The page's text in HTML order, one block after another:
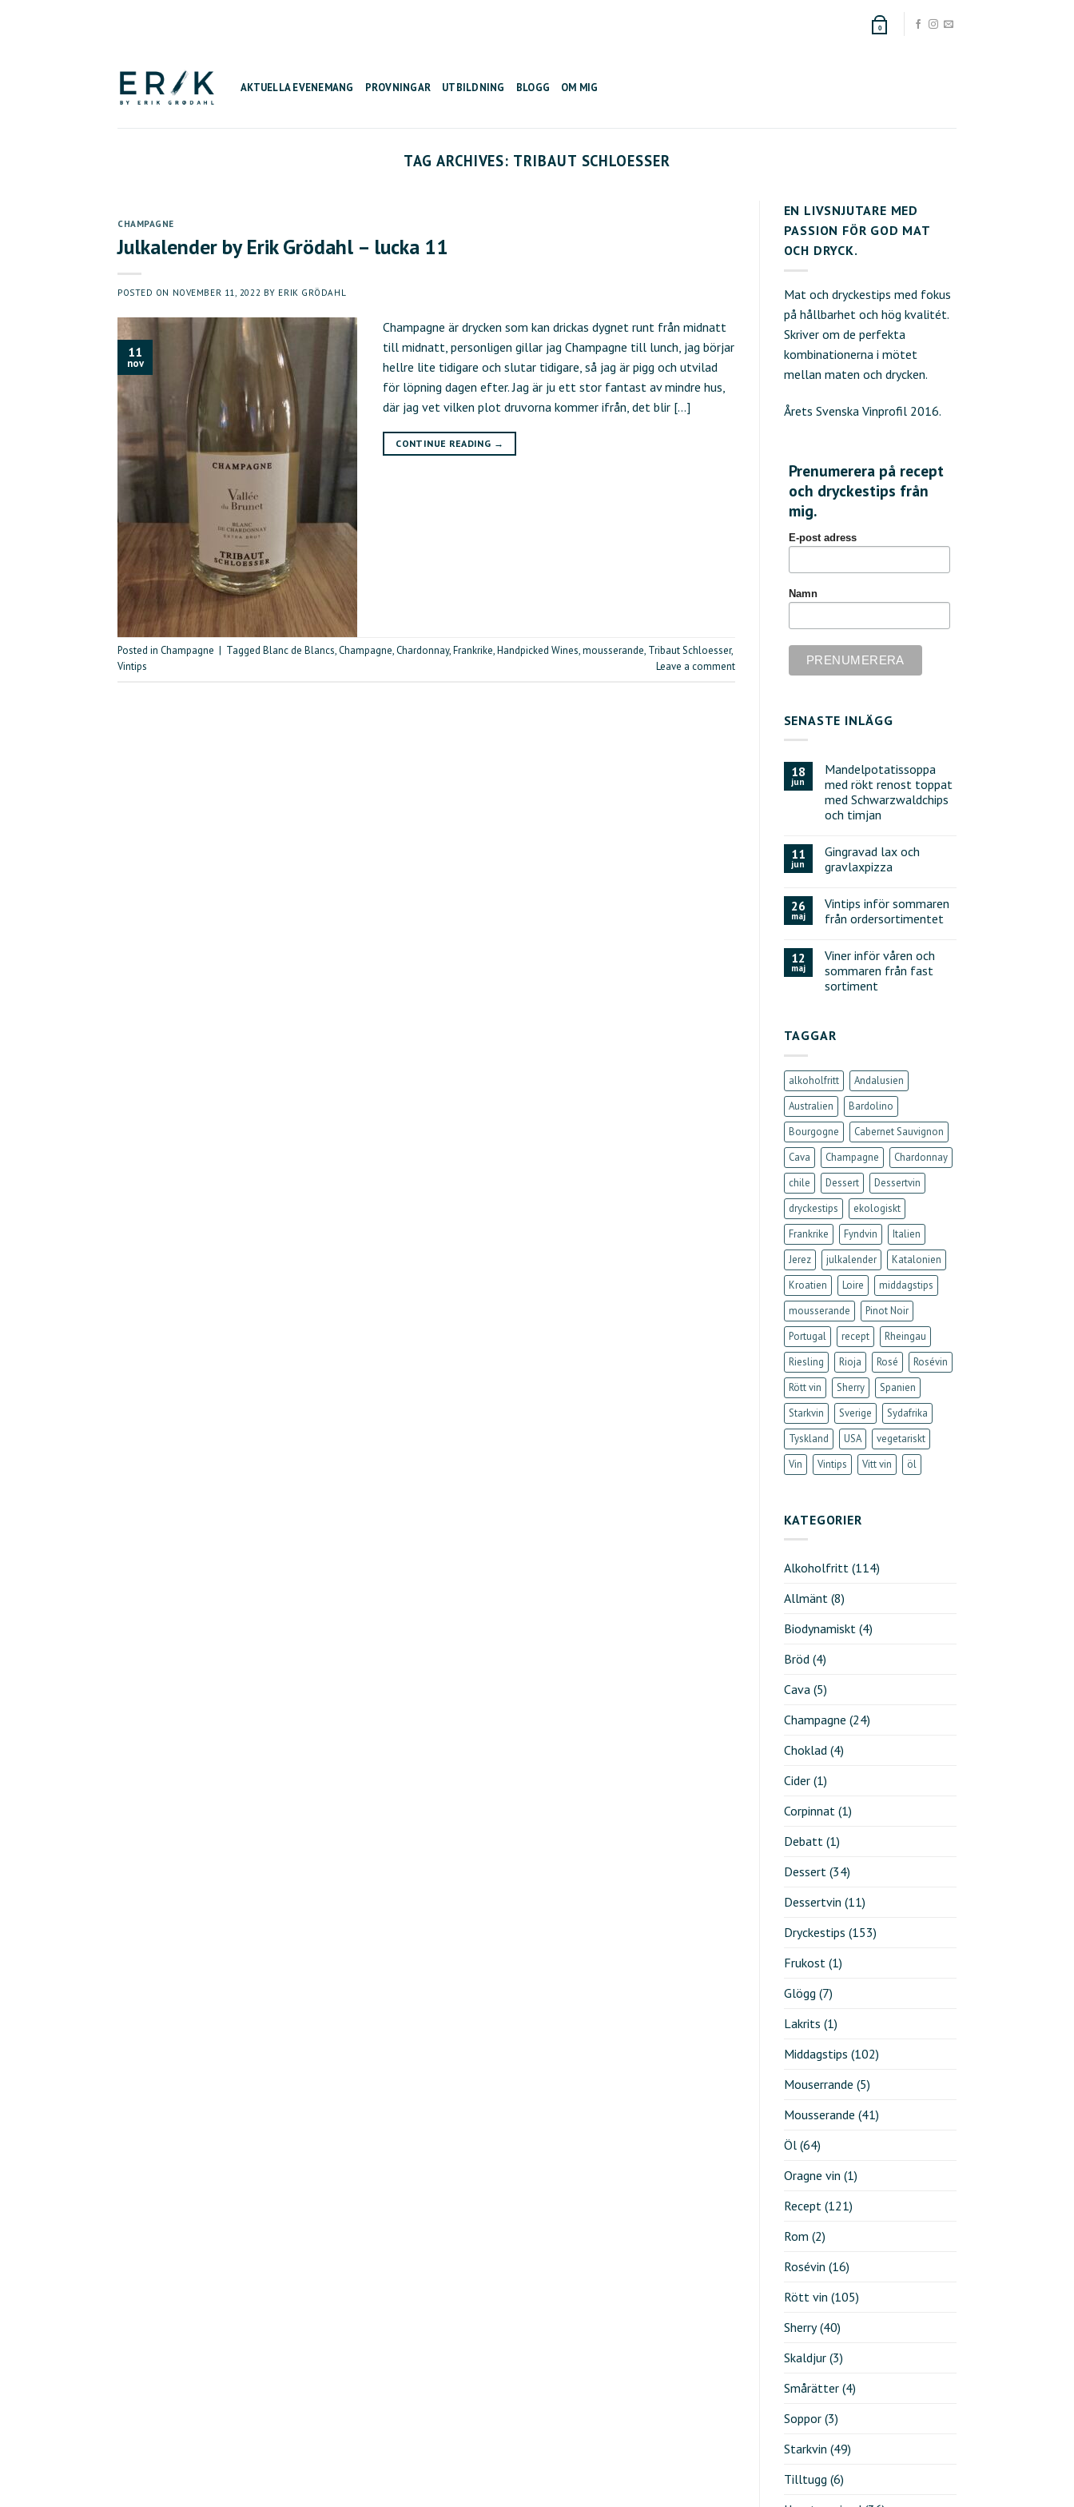
0
AKTUELLA EVENEMANG PROVNINGAR UTBILDNING BLOGG OM MIG
TAG ARCHIVES: TRIBAUT SCHLOESSER
CHAMPAGNE
Julkalender by Erik Grödahl – lucka 11
POSTED ON NOVEMBER 11, 2022 BY ERIK GRÖDAHL
11
nov
Champagne är drycken som kan drickas dygnet runt från midnatt
till midnatt, personligen gillar jag Champagne till lunch, jag börjar
hellre lite tidigare och slutar tidigare, så jag är pigg och utvilad
för löpning dagen efter. Jag är ju ett stor fantast av mindre hus,
där jag vet vilken plot druvorna kommer ifrån, det blir […]
CONTINUE READING →
Posted in Champagne | Tagged Blanc de Blancs,Champagne,Chardonnay,Frankrike,Handpicked Wines,mousserande, Tribaut Schloesser,
Vintips
Leave a comment
EN LIVSNJUTARE MED
PASSION FÖR GOD MAT
OCH DRYCK.
Mat och dryckestips med fokus
på hållbarhet och hög kvalitét.
Skriver om de perfekta
kombinationerna i mötet
mellan maten och drycken.
Årets Svenska Vinprofil 2016.
Prenumerera på recept
och dryckestips från
mig.
E-post adress
Namn
SENASTE INLÄGG
18
jun
Mandelpotatissoppa
med rökt renost toppat
med Schwarzwaldchips
och timjan
11
jun
Gingravad lax och
gravlaxpizza
26
maj
Vintips inför sommaren
från ordersortimentet
12
maj
Viner inför våren och
sommaren från fast
sortiment
TAGGAR
alkoholfritt
Andalusien
Australien
Bardolino
Bourgogne
Cabernet Sauvignon
Cava
Champagne
Chardonnay
chile
Dessert
Dessertvin
dryckestips
ekologiskt
Frankrike
Fyndvin
Italien
Jerez
julkalender
Katalonien
Kroatien
Loire
middagstips
mousserande
Pinot Noir
Portugal
recept
Rheingau
Riesling
Rioja Rosé
Rosévin
Rött vin
Sherry
Spanien
Starkvin
Sverige
Sydafrika
Tyskland
USA
vegetariskt
Vin
Vintips Vitt vin öl
KATEGORIER
Alkoholfritt(114)
Allmänt(8)
Biodynamiskt(4)
Bröd(4)
Cava(5)
Champagne (24)
Choklad(4)
Cider(1)
Corpinnat(1)
Debatt(1)
Dessert(34)
Dessertvin (11)
Dryckestips (153)
Frukost(1)
Glögg (7)
Lakrits (1)
Middagstips (102)
Mouserrande (5)
Mousserande (41)
Öl(64)
Oragne vin (1)
Recept(121)
Rom (2)
Rosévin (16)
Rött vin (105)
Sherry(40)
Skaldjur(3)
Smårätter(4)
Soppor(3)
Starkvin (49)
Tilltugg (6)